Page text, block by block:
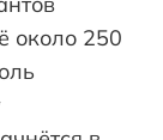
около 250